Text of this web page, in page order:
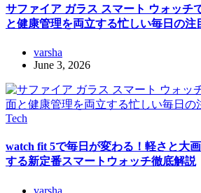
サファイア ガラス スマート ウォッチ
と健康管理を両立する忙しい毎日の注
varsha
June 3, 2026
Tech
watch fit 5で毎日が変わる！軽さと大
する新定番スマートウォッチ徹底解説
varsha